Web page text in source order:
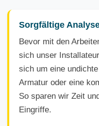
Sorgfältige
Bevor mit den
sich unser
sich um eine
Armatur oder eine
So sparen wir Zeit
Eingriffe.